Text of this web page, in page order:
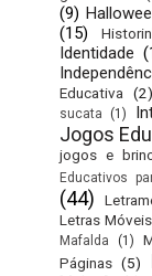
(9)
(15)
Identidade
Educativa
(2)
sucata
(1)
Jogos
jogos e
Educativos
(44)
Letras Móveis
Mafalda (1)
Páginas (5)